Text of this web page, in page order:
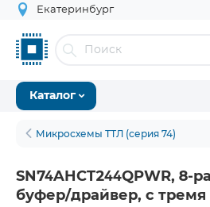
Екатеринбург
Каталог
Микросхемы ТТЛ (серия 74)
SN74AHCT244QPWR, 8-
буфер/драйвер, с тремя